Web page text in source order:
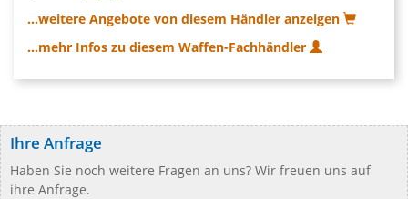
...weitere Angebote von diesem Händler anzeigen
...mehr Infos zu diesem Waffen-Fachhändler
Ihre Anfrage
Haben Sie noch weitere Fragen an uns? Wir freuen uns auf
ihre Anfrage.